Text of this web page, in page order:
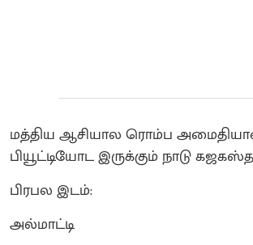
மத்திய ஆசியால ரொம்ப
பியூட்டியோட இருக்கும் நாடு
பிரபல இடம்:
அல்மாட்டி